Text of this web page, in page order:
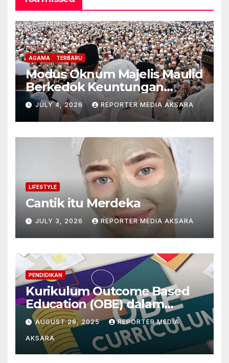
AGAMA TERBARU
Modus Oknum Majelis Maulid
Berkedok Keuntungan
Pribadi
JULY 4, 2026 REPORTER MEDIA AKSARA
LIFESTYLE
Cantik itu Merdeka
JULY 3, 2026 REPORTER MEDIA AKSARA
PENDIDIKAN
Kurikulum Outcome Based
Education (OBE) dalam
Mengintegrasikan
Paradigma Filsafat
Pendidikan Konstruktivistik
dan Pragmatis
AUGUST 28, 2025 REPORTER MEDIA
AKSARA